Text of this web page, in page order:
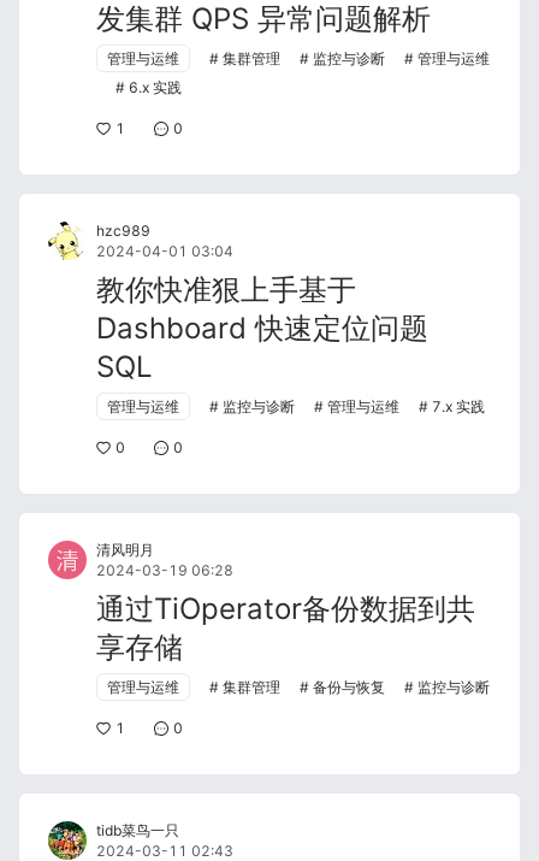
发集群 QPS 异常问题解析
管理与运维 集群管理 监控与诊断
管理与运维
6.x 实践
1 0
hzc989
2024-04-01 03:04
教你快准狠上手基于
Dashboard 快速定位问题
SQL
管理与运维 监控与诊断 管理与运维 7.x 实践
0 0
清风明月
2024-03-19 06:28
通过TiOperator备份数据到共
享存储
管理与运维 集群管理 备份与恢复 监控与诊断
1 0
tidb菜鸟一只
2024-03-11 02:43